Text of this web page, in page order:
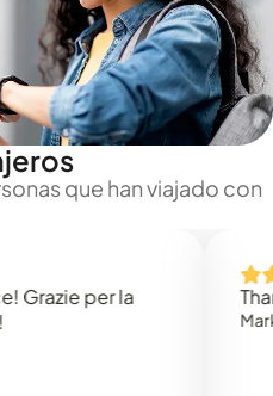
que han viajado con
per la
Thank